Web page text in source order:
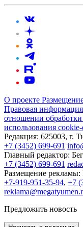
О проекте
Правовая информация
отношении
использования
Редакция: 625003, г.
+7 (3452) 699-691
Главный редактор:
+7 (3452) 699-691
Размещение рекламы:
+7-919-951-35-94, +7
Предложить новость